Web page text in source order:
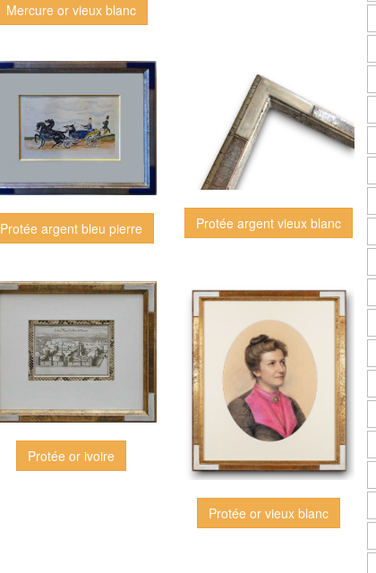
Mercure or vieux blanc
Protée argent bleu pierre Protée argent vieux blanc
Protée or ivoire
Protée or vieux blanc